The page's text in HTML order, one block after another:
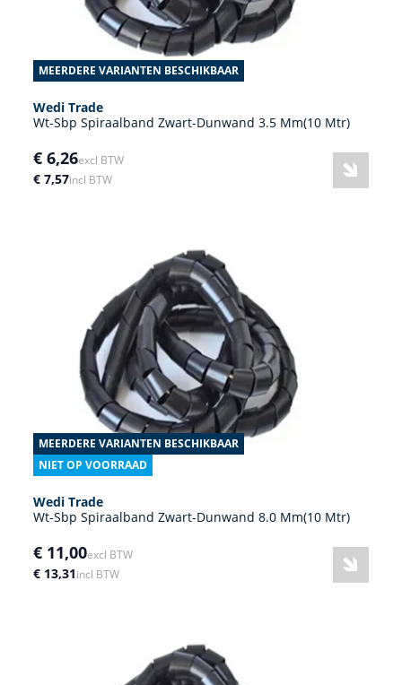
MEERDERE VARIANTEN BESCHIKBAAR
Wedi Trade
Wt-Sbp Spiraalband Zwart-Dunwand 3.5 Mm(10 Mtr)
€ 6,26excl BTW
€ 7,57incl BTW
MEERDERE VARIANTEN BESCHIKBAAR
NIET OP VOORRAAD
Wedi Trade
Wt-Sbp Spiraalband Zwart-Dunwand 8.0 Mm(10 Mtr)
€ 11,00excl BTW
€ 13,31incl BTW